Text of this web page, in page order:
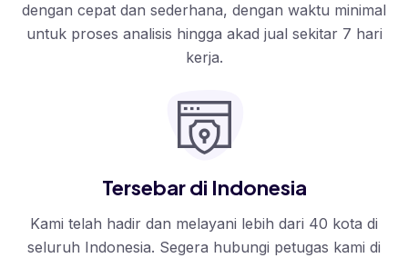
dengan cepat dan sederhana, dengan waktu minimal
untuk proses analisis hingga akad jual sekitar 7 hari
kerja.
Tersebar di Indonesia
Kami telah hadir dan melayani lebih dari 40 kota di
seluruh Indonesia. Segera hubungi petugas kami di